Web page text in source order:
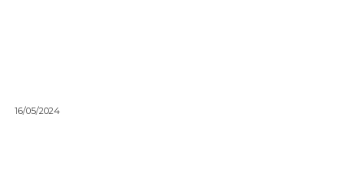
16/05/2024